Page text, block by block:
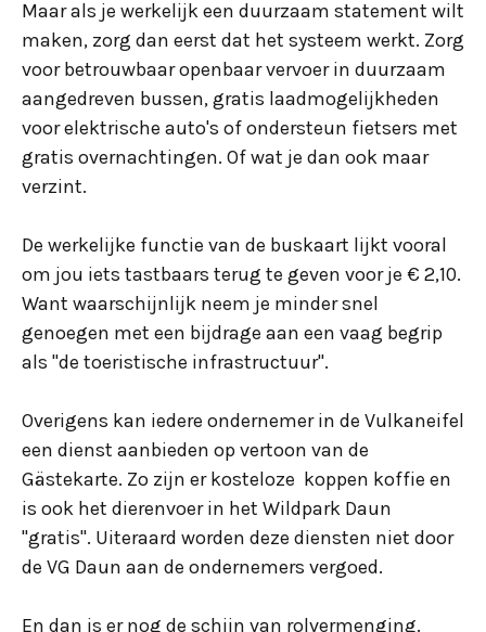
Maar als je werkelijk een duurzaam statement wilt
maken, zorg dan eerst dat het systeem werkt. Zorg
voor betrouwbaar openbaar vervoer in duurzaam
aangedreven bussen, gratis laadmogelijkheden
voor elektrische auto's of ondersteun fietsers met
gratis overnachtingen. Of wat je dan ook maar
verzint.
De werkelijke functie van de buskaart lijkt vooral
om jou iets tastbaars terug te geven voor je € 2,10.
Want waarschijnlijk neem je minder snel
genoegen met een bijdrage aan een vaag begrip
als "de toeristische infrastructuur".
Overigens kan iedere ondernemer in de Vulkaneifel
een dienst aanbieden op vertoon van de
Gästekarte. Zo zijn er kosteloze koppen koffie en
is ook het dierenvoer in het Wildpark Daun
"gratis". Uiteraard worden deze diensten niet door
de VG Daun aan de ondernemers vergoed.
En dan is er nog de schijn van rolvermenging.